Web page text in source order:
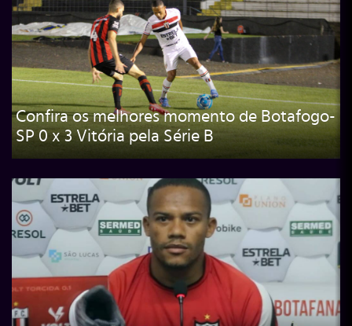
Confira os melhores momento de Botafogo-
SP 0 x 3 Vitória pela Série B